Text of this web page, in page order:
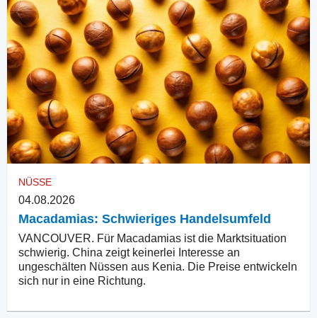
NÜSSE
04.08.2026
Macadamias: Schwieriges Handelsumfeld
VANCOUVER. Für Macadamias ist die Marktsituation
schwierig. China zeigt keinerlei Interesse an
ungeschälten Nüssen aus Kenia. Die Preise entwickeln
sich nur in eine Richtung.